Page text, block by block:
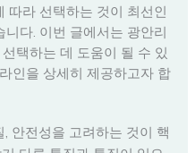
따라 선택하는 것이 최선인
다. 이번 글에서는 광안리
택하는 데 도움이 될 수 있
인을 상세히 제공하고자 합
안전성을 고려하는 것이 핵